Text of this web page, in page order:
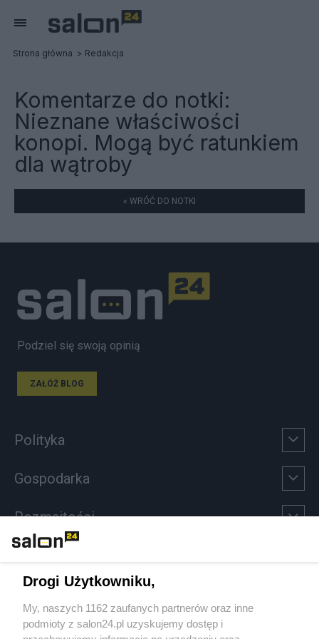
Strona główna Redakcja
Komentarze do notki:
Nieznane właściwości
konopi. Mogą być ratunkiem
dla wątroby
« WRÓĆ DO NOTKI
Podziel się swoją opinią
ZAŁÓŻ BLOG
Polityka
Gospodarka
Rozmaitości
Sport
Społeczeństwo
Drogi Użytkowniku,
My, naszych 1162 zaufanych partnerów oraz inne
podmioty z salon24.pl uzyskujemy dostęp i